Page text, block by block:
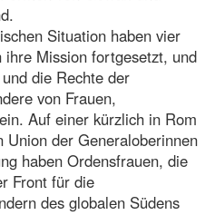
Situation haben vier
ihre Mission fortgesetzt, und
die Rechte der
von Frauen,
Auf einer kürzlich in Rom
der Generaloberinnen
haben Ordensfrauen, die
Front für die
des globalen Südens